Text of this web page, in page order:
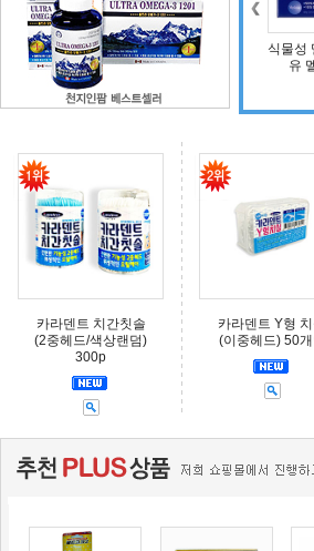
조인트 보스 엠에스
엠(보스웰리아, 비
타민D, 초록입홍합,
상어연골, 콜라겐)
식물성 멜라니아 함
유 멜라니아
카라덴트 치간칫솔
(2중헤드/색상랜덤)
300p
카라덴트 Y형 치
(이중헤드) 50개